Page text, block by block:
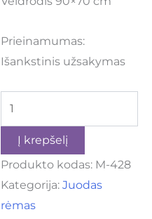
Prieinamumas:
Išankstinis užsakymas
Į krepšelį
Produkto kodas: M-428
Kategorija:Juodas
rėmas